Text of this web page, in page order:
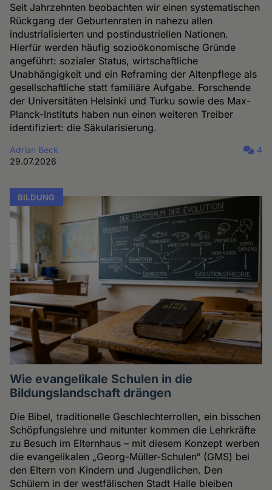
Seit Jahrzehnten beobachten wir einen systematischen
Rückgang der Geburtenraten in nahezu allen
industrialisierten und postindustriellen Nationen.
Hierfür werden häufig sozioökonomische Gründe
angeführt: sozialer Status, wirtschaftliche
Unabhängigkeit und ein Reframing der Altenpflege als
gesellschaftliche statt familiäre Aufgabe. Forschende
der Universitäten Helsinki und Turku sowie des Max-
Planck-Instituts haben nun einen weiteren Treiber
identifiziert: die Säkularisierung.
Adrian Beck
29.07.2026
4
BILDUNG
Wie evangelikale Schulen in die
Bildungslandschaft drängen
Die Bibel, traditionelle Geschlechterrollen, ein bisschen
Schöpfungslehre und mitunter kommen die Lehrkräfte
zu Besuch im Elternhaus – mit diesem Konzept werben
die evangelikalen „Georg-Müller-Schulen“ (GMS) bei
den Eltern von Kindern und Jugendlichen. Den
Schülern in der westfälischen Stadt Halle bleiben